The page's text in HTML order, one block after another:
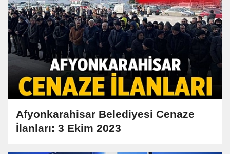
Afyonkarahisar Belediyesi Cenaze
İlanları: 3 Ekim 2023